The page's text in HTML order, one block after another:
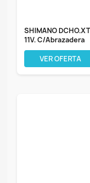
SHIMANO DCHO.XT
11V. C/Abrazadera
C/DISP Mando,...
VER OFERTA